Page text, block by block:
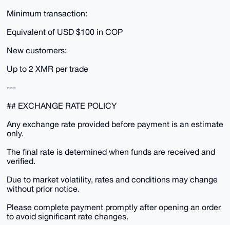
Minimum transaction:
Equivalent of USD $100 in COP
New customers:
Up to 2 XMR per trade
---
## EXCHANGE RATE POLICY
Any exchange rate provided before payment is an estimate
only.
The final rate is determined when funds are received and
verified.
Due to market volatility, rates and conditions may change
without prior notice.
Please complete payment promptly after opening an order
to avoid significant rate changes.